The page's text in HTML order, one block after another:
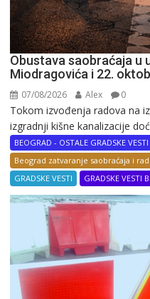
Obustava saobraćaja u
Miodragovića i 22.
07/08/2026 Alex 0
Tokom izvođenja radova na
izgradnji kišne kanalizacije
BEOGRAD - OSTALE GRADSKE VESTI
Beograd zatvaranje saobraćaja i
GRADSKE VESTI
GRADSKE VESTI